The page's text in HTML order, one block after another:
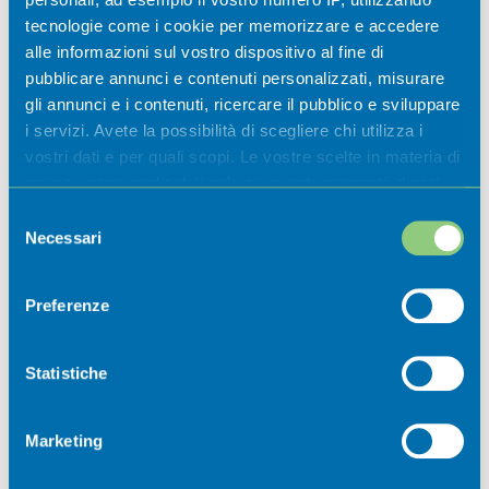
tecnologie come i cookie per memorizzare e accedere
alle informazioni sul vostro dispositivo al fine di
pubblicare annunci e contenuti personalizzati, misurare
gli annunci e i contenuti, ricercare il pubblico e sviluppare
i servizi. Avete la possibilità di scegliere chi utilizza i
vostri dati e per quali scopi. Le vostre scelte in materia di
privacy sono applicabili solo su questa proprietà digitale
modificare o revocare il proprio consenso in qualsiasi
momento dalla Dichiarazione sui cookie o facendo clic
raccogliere informazioni sulla tua posizione
geografica, con un'approssimazione di qualche
Identificare il tuo dispositivo, scansionandolo
delNecessari
Preferenze
Statistiche
Marketing
museali 2026
Casazza
non perdere nessuna novità dal mondo
della Val Cavallina.